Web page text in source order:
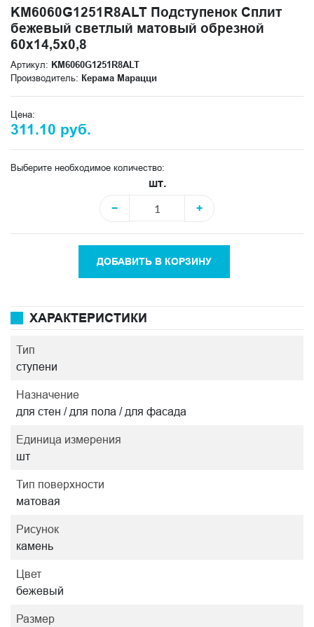
KM6060G1251R8ALT Подступенок Сплит
бежевый светлый матовый обрезной
60x14,5x0,8
Артикул: KM6060G1251R8ALT
Производитель: Керама Марацци
Цена:
311.10 руб.
Выберите необходимое количество:
шт.
−
+
ДОБАВИТЬ В КОРЗИНУ
ХАРАКТЕРИСТИКИ
Тип
ступени
Назначение
для стен / для пола / для фасада
Единица измерения
шт
Тип поверхности
матовая
Рисунок
камень
Цвет
бежевый
Размер